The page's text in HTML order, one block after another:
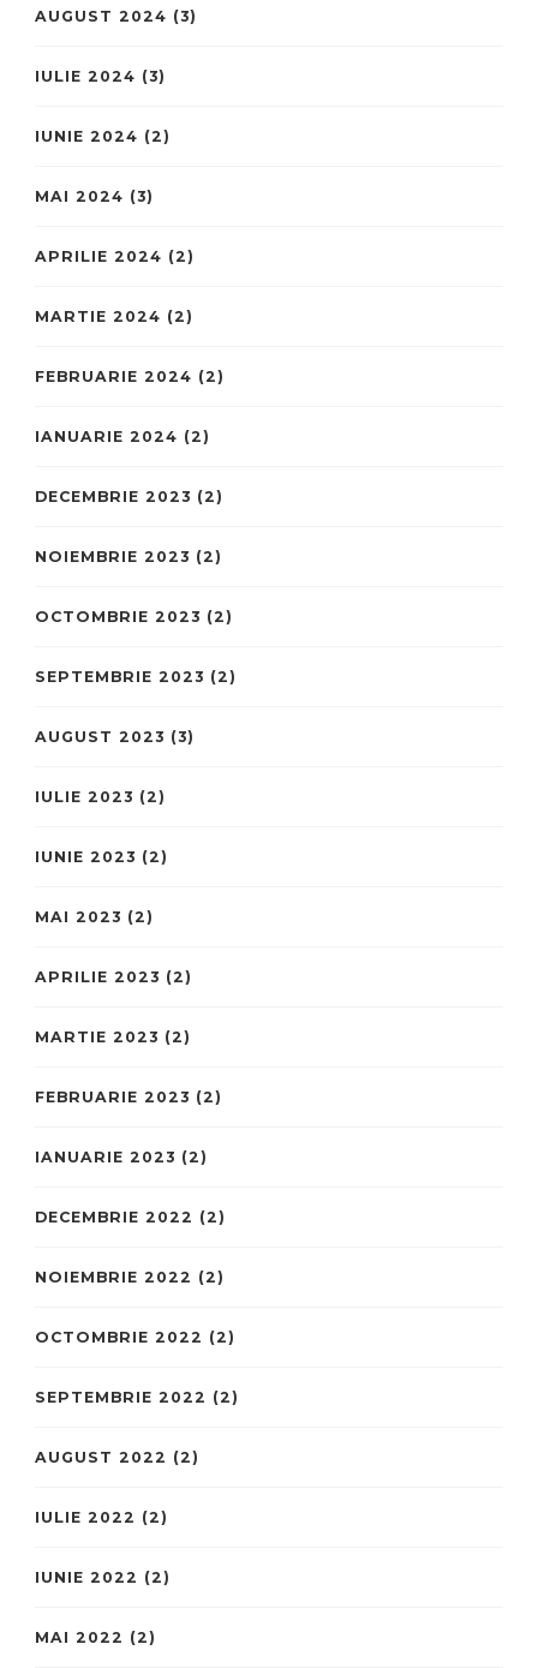
AUGUST 2024 (3)
IULIE 2024 (3)
IUNIE 2024 (2)
MAI 2024 (3)
APRILIE 2024 (2)
MARTIE 2024 (2)
FEBRUARIE 2024 (2)
IANUARIE 2024 (2)
DECEMBRIE 2023 (2)
NOIEMBRIE 2023 (2)
OCTOMBRIE 2023 (2)
SEPTEMBRIE 2023 (2)
AUGUST 2023 (3)
IULIE 2023 (2)
IUNIE 2023 (2)
MAI 2023 (2)
APRILIE 2023 (2)
MARTIE 2023 (2)
FEBRUARIE 2023 (2)
IANUARIE 2023 (2)
DECEMBRIE 2022 (2)
NOIEMBRIE 2022 (2)
OCTOMBRIE 2022 (2)
SEPTEMBRIE 2022 (2)
AUGUST 2022 (2)
IULIE 2022 (2)
IUNIE 2022 (2)
MAI 2022 (2)